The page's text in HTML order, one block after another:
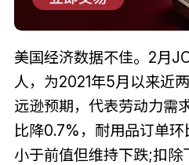
美国经济数据不佳。2月
人，为2021年5月以来近
远逊预期，代表劳动力需
比降0.7%，耐用品订单
小于前值但维持下跌;扣